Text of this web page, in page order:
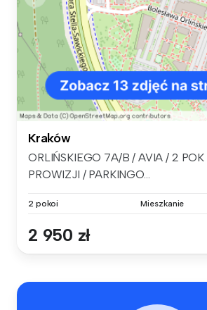
Kraków
ORLIŃSKIEGO 7A/B / AVIA / 2 POK
PROWIZJI / PARKINGO...
2 pokoi Mieszkanie
2 950 zł